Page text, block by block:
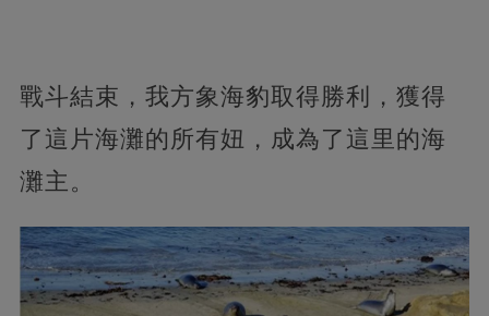
戰斗結束，我方象海豹取得勝利，獲得
了這片海灘的所有妞，成為了這里的海
灘主。